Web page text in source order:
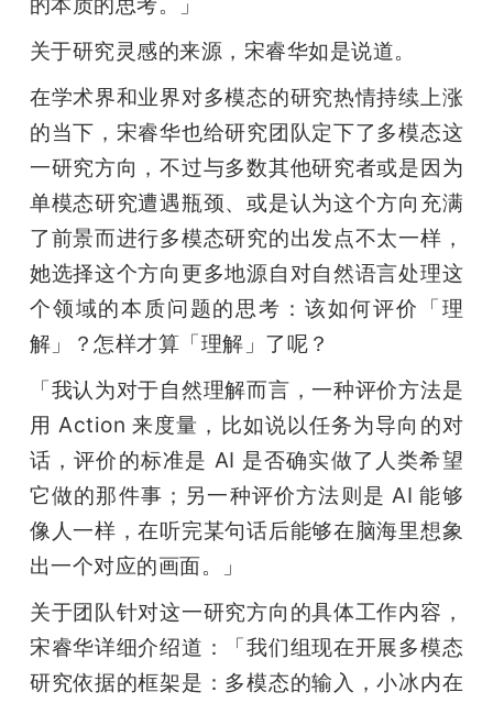
关于研究灵感的来源，宋睿华如是说道。
在学术界和业界对多模态的研究热情持续上涨
的当下，宋睿华也给研究团队定下了多模态这
一研究方向，不过与多数其他研究者或是因为
单模态研究遭遇瓶颈、或是认为这个方向充满
了前景而进行多模态研究的出发点不太一样，
她选择这个方向更多地源自对自然语言处理这
个领域的本质问题的思考：该如何评价「理
解」？怎样才算「理解」了呢？
「我认为对于自然理解而言，一种评价方法是
用 Action 来度量，比如说以任务为导向的对
话，评价的标准是 AI 是否确实做了人类希望
它做的那件事；另一种评价方法则是 AI 能够
像人一样，在听完某句话后能够在脑海里想象
出一个对应的画面。」
关于团队针对这一研究方向的具体工作内容，
宋睿华详细介绍道：「我们组现在开展多模态
研究依据的框架是：多模态的输入，小冰内在